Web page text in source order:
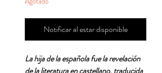
Notificar al estar disponible
La hija de la española fue la revelación